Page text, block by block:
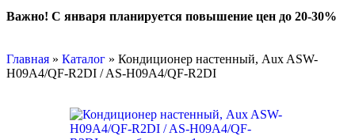
Важно! С января планируется повышение цен до 20-30%
Главная » Каталог » Кондиционер настенный, Aux ASW-
H09A4/QF-R2DI / AS-H09A4/QF-R2DI